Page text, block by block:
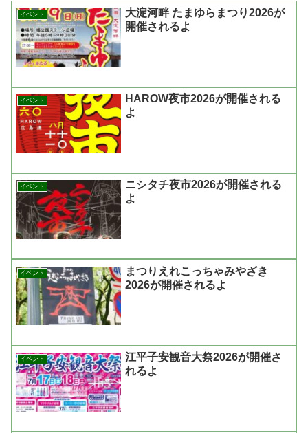
イベント
大淀河畔 たまゆらまつり2026が
開催されるよ
イベント
HAROW夜市2026が開催される
よ
イベント
ニシタチ夜市2026が開催される
よ
イベント
まつりえれこっちゃみやざき
2026が開催されるよ
イベント
江平子安観音大祭2026が開催さ
れるよ